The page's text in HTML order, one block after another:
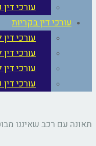
עורכי
עורכי דין בקריות
עורכי
עורכי
עורכי
עורכי
תאונה עם רכב שאיננו